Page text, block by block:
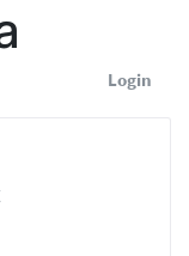
Login